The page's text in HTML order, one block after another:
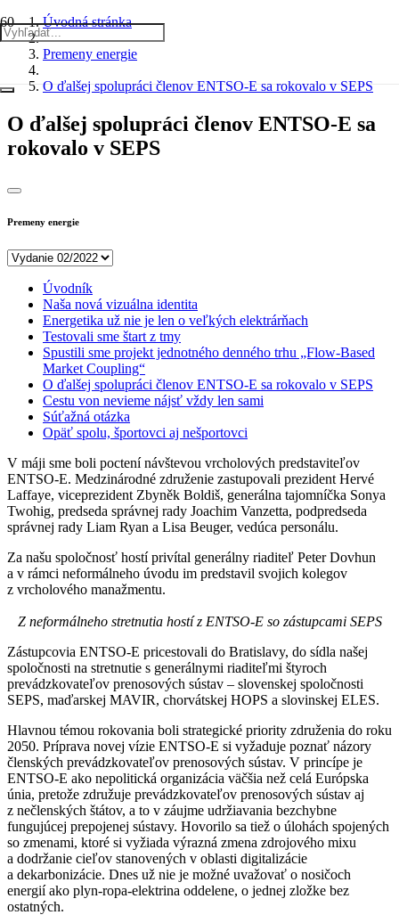
Úvodná stránka
Premeny energie
O ďalšej spolupráci členov ENTSO-E sa rokovalo v SEPS
O ďalšej spolupráci členov ENTSO-E sa
rokovalo v SEPS
Premeny energie
Úvodník
Naša nová vizuálna identita
Energetika už nie je len o veľkých elektrárňach
Testovali sme štart z tmy
Spustili sme projekt jednotného denného trhu „Flow-Based
Market Coupling“
O ďalšej spolupráci členov ENTSO-E sa rokovalo v SEPS
Cestu von nevieme nájsť vždy len sami
Súťažná otázka
Opäť spolu, športovci aj nešportovci
V máji sme boli poctení návštevou vrcholových predstaviteľov
ENTSO-E. Medzinárodné združenie zastupovali prezident Hervé
Laffaye, viceprezident Zbyněk Boldiš, generálna tajomníčka Sonya
Twohig, predseda správnej rady Joachim Vanzetta, podpredseda
správnej rady Liam Ryan a Lisa Beuger, vedúca personálu.
Za našu spoločnosť hostí privítal generálny riaditeľ Peter Dovhun
a v rámci neformálneho úvodu im predstavil svojich kolegov
z vrcholového manažmentu.
Z neformálneho stretnutia hostí z ENTSO-E so zástupcami SEPS
Zástupcovia ENTSO-E pricestovali do Bratislavy, do sídla našej
spoločnosti na stretnutie s generálnymi riaditeľmi štyroch
prevádzkovateľov prenosových sústav – slovenskej spoločnosti
SEPS, maďarskej MAVIR, chorvátskej HOPS a slovinskej ELES.
Hlavnou témou rokovania boli strategické priority združenia do roku
2050. Príprava novej vízie ENTSO-E si vyžaduje poznať názory
členských prevádzkovateľov prenosových sústav. V princípe je
ENTSO-E ako nepolitická organizácia väčšia než celá Európska
únia, pretože združuje prevádzkovateľov prenosových sústav aj
z nečlenských štátov, a to v záujme udržiavania bezchybne
fungujúcej prepojenej sústavy. Hovorilo sa tiež o úlohách spojených
so zmenami, ktoré si vyžiada výrazná zmena zdrojového mixu
a dodržanie cieľov stanovených v oblasti digitalizácie
a dekarbonizácie. Dnes už nie je možné uvažovať o nosičoch
energií ako plyn-ropa-elektrina oddelene, o jednej zložke bez
ostatných.